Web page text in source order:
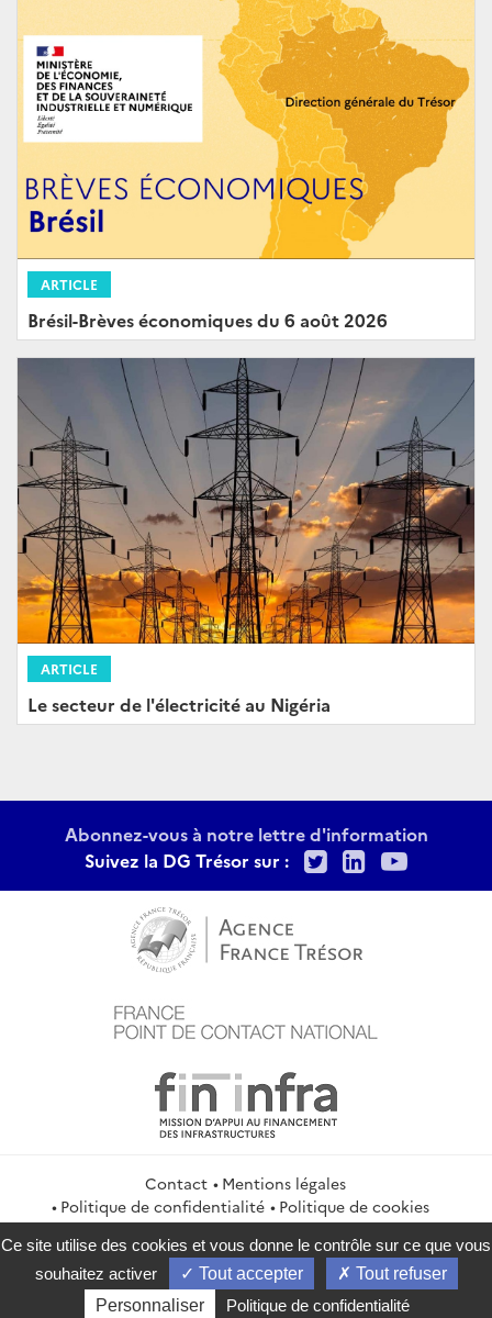
ARTICLE
Brésil-Brèves économiques du 6 août 2026
ARTICLE
Le secteur de l'électricité au Nigéria
Abonnez-vous à notre lettre d'information
Suivez la DG Trésor sur :
TwitterLinkedIn
Contact
Mentions légales
Politique de confidentialité
Politique de cookies
Gestion des cookies
Flux RSS
service-public.gouv.fr
legifrance.gouv.fr
info.gouv.fr
data.gouv.fr
Ce site utilise des cookies et vous donne le contrôle sur ce que vous
souhaitez activer
Tout accepter
Tout refuser
Personnaliser
Politique de confidentialité